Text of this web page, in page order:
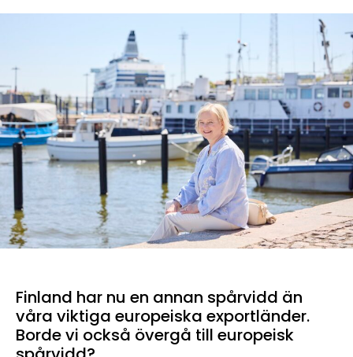
Finland har nu en annan spårvidd än
våra viktiga europeiska exportländer.
Borde vi också övergå till europeisk